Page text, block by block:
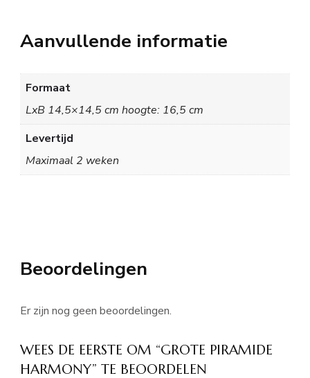
Aanvullende informatie
Formaat
LxB 14,5×14,5 cm hoogte: 16,5 cm
Levertijd
Maximaal 2 weken
Beoordelingen
Er zijn nog geen beoordelingen.
WEES DE EERSTE OM “GROTE PIRAMIDE
HARMONY” TE BEOORDELEN